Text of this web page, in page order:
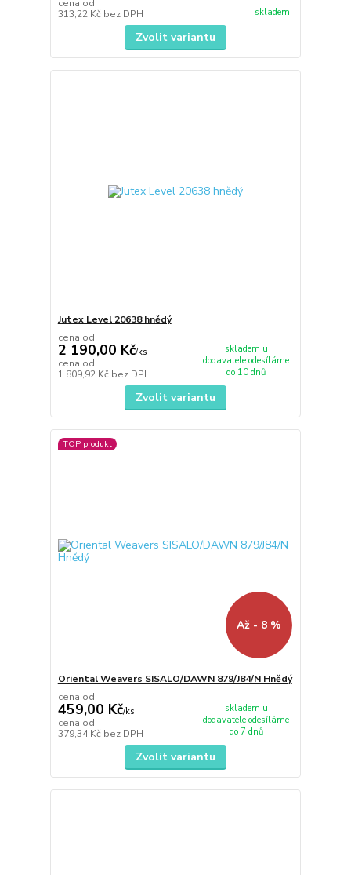
cena od
313,22 Kč bez DPH skladem
Zvolit variantu
Jutex Level 20638 hnědý
cena od
2 190,00 Kč/ks
cena od
1 809,92 Kč bez DPH
skladem u
dodavatele odesíláme
do 10 dnů
Zvolit variantu
TOP produkt
Až - 8 %
Oriental Weavers SISALO/DAWN 879/J84/N Hnědý
cena od
459,00 Kč/ks
cena od
379,34 Kč bez DPH
skladem u
dodavatele odesíláme
do 7 dnů
Zvolit variantu